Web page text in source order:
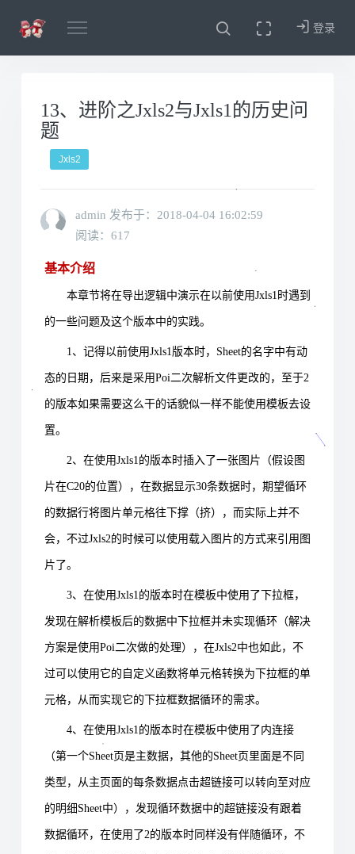
登录
13、进阶之Jxls2与Jxls1的历史问
题
Jxls2
admin 发布于： 2018-04-04 16:02:59
阅读：617
基本介绍
本章节将在导出逻辑中演示在以前使用Jxls1 时遇到
的一些问题及这个版本中的实践。
1、记得以前使用Jxls1版本时， Sheet的名字中有动
态的日期，后来是采用Poi二次解析文件更改的，至于2
的版本如果需要这么干的话貌似一样不能使用模板去设
置。
2、在使用Jxls1的版本时插入了一张图片（假设图
片在C20的位置），在数据显示30条数据时，期望循环
的数据行将图片单元格往下撑（挤），而实际上并不
会，不过Jxls2的时候可以使用载入图片的方式来引用图
片了。
3、在使用Jxls1的版本时在模板中使用了下拉框，
发现在解析模板后的数据中下拉框并未实现循环（解决
方案是使用Poi二次做的处理），在Jxls2中也如此，不
过可以使用它的自定义函数将单元格转换为下拉框的单
元格，从而实现它的下拉框数据循环的需求。
4、在使用Jxls1的版本时在模板中使用了内连接
（第一个Sheet页是主数据，其他的Sheet页里面是不同
类型，从主页面的每条数据点击超链接可以转向至对应
的明细 Sheet中），发现循环数据中的超链接没有跟着
数据循环，在使用了2的版本时同样没有伴随循环，不